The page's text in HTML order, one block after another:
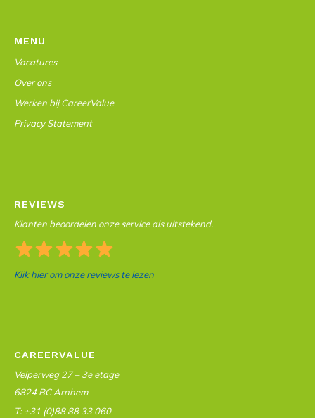
MENU
Vacatures
Over ons
Werken bij CareerValue
Privacy Statement
REVIEWS
Klanten beoordelen onze service als uitstekend.
Klik hier om onze reviews te lezen
CAREERVALUE
Velperweg 27 – 3e etage
6824 BC Arnhem
T: +31 (0)88 88 33 060